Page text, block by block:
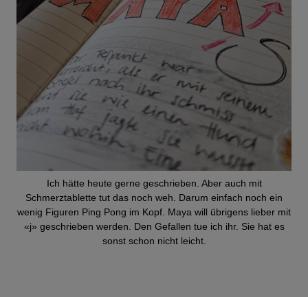
Ich hätte heute gerne geschrieben. Aber auch mit
Schmerztablette tut das noch weh. Darum einfach noch ein
wenig Figuren Ping Pong im Kopf. Maya will übrigens lieber mit
«j» geschrieben werden. Den Gefallen tue ich ihr. Sie hat es
sonst schon nicht leicht.